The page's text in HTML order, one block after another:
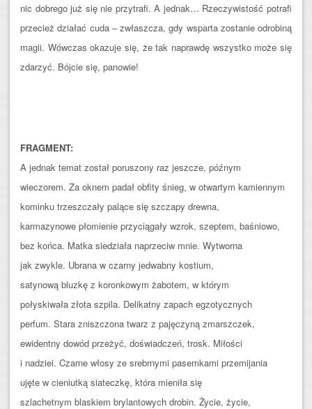
nic dobrego już się nie przytrafi. A jednak… Rzeczywistość potrafi
przecież działać cuda – zwłaszcza, gdy wsparta zostanie odrobiną
magii. Wówczas okazuje się, że tak naprawdę wszystko może się
zdarzyć. Bójcie się, panowie!
FRAGMENT:
A jednak temat został poruszony raz jeszcze, późnym
wieczorem. Za oknem padał obfity śnieg, w otwartym kamiennym
kominku trzeszczały palące się szczapy drewna,
karmazynowe płomienie przyciągały wzrok, szeptem, baśniowo,
bez końca. Matka siedziała naprzeciw mnie. Wytworna
jak zwykle. Ubrana w czarny jedwabny kostium,
satynową bluzkę z koronkowym żabotem, w którym
połyskiwała złota szpila. Delikatny zapach egzotycznych
perfum. Stara zniszczona twarz z pajęczyną zmarszczek,
ewidentny dowód przeżyć, doświadczeń, trosk. Miłości
i nadziei. Czarne włosy ze srebrnymi pasemkami przemijania
ujęte w cieniutką siateczkę, która mieniła się
szlachetnym blaskiem brylantowych drobin. Życie, życie,